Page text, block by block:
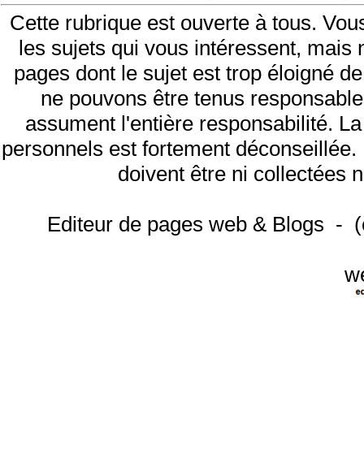
Cette rubrique est ouverte à tous.
les sujets qui vous intéressent,
pages dont le sujet est trop éloigné
ne pouvons être tenus
assument l'entière responsabilité.
personnels est fortement
doivent être ni collectées
Editeur de pages web & Blogs -